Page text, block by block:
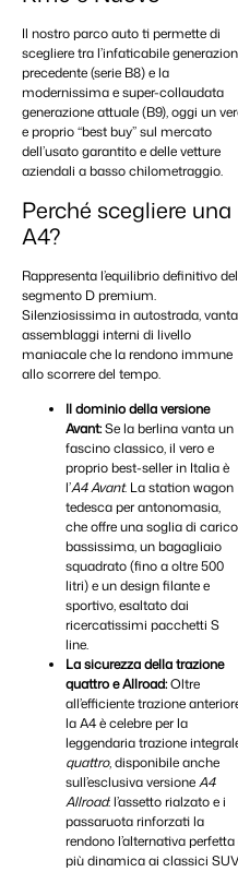
Il nostro parco auto ti permette di
scegliere tra l’infaticabile
precedente (serie B8) e la
modernissima e super-collaudata
generazione attuale (B9), oggi un
e proprio “best buy” sul mercato
dell’usato garantito e delle vetture
aziendali a basso chilometraggio.
Perché scegliere una
A4?
Rappresenta l’equilibrio definitivo del
segmento D premium.
Silenziosissima in autostrada, vanta
assemblaggi interni di livello
maniacale che la rendono immune
allo scorrere del tempo.
Il dominio della versione
Avant:Se la berlina vanta un
fascino classico, il vero e
proprio best-seller in Italia è
l’A4 Avant. La station wagon
tedesca per antonomasia,
che offre una soglia di carico
bassissima, un bagagliaio
squadrato (fino a oltre 500
litri) e un design filante e
sportivo, esaltato dai
ricercatissimi pacchetti S
line.
La sicurezza della trazione
quattro e Allroad:Oltre
all’efficiente trazione
la A4 è celebre per la
leggendaria trazione
quattro, disponibile anche
sull’esclusiva versioneA4
Allroad: l’assetto rialzato e i
passaruota rinforzati la
rendono l’alternativa perfetta
più dinamica ai classici